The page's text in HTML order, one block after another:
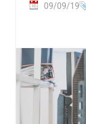
09/09/19